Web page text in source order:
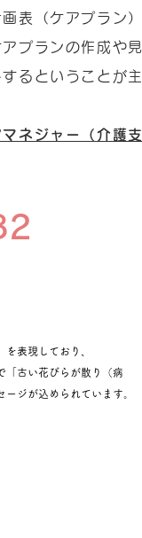
表（ケアプラン
プランの作成や
るということが
ネジャー（介護
表現しており、
「古い花びらが散り（病
ジが込められています。